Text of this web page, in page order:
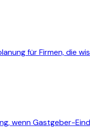
für Firmen, die
wenn Gastgeber-